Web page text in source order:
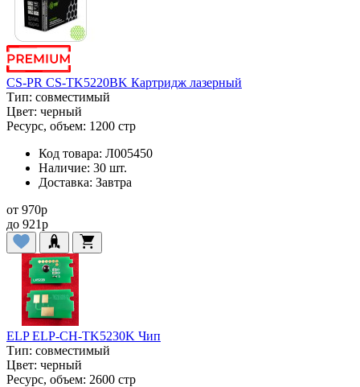
CS-PR CS-TK5220BK Картридж лазерный
Тип: совместимый
Цвет: черный
Ресурс, объем: 1200 стр
Код товара: Л005450
Наличие: 30 шт.
Доставка: Завтра
от 970p
до 921p
ELP ELP-CH-TK5230K Чип
Тип: совместимый
Цвет: черный
Ресурс, объем: 2600 стр